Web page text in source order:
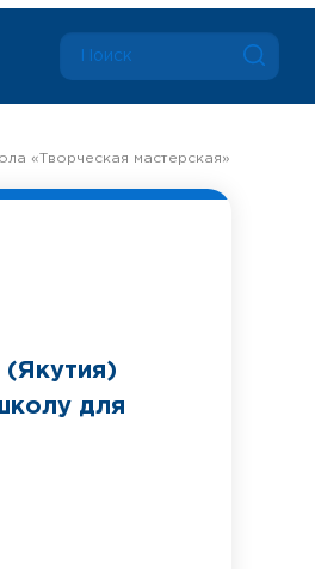
«Творческая мастерская»
для